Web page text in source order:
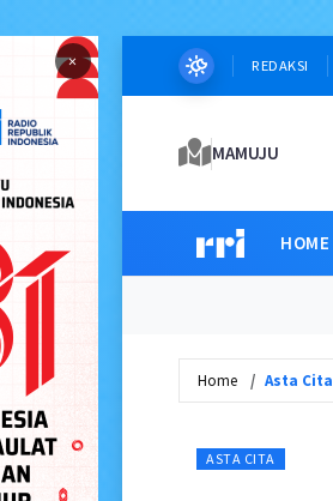
× REDAKSI
MAMUJU
HOME
Home Asta Cita
ASTA CITA